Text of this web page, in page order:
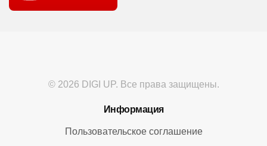
© 2026 DIGI UP. Все права защищены.
Информация
Пользовательское соглашение